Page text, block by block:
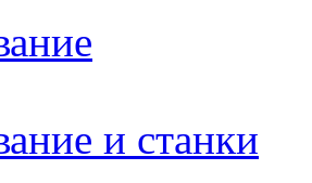
и станки